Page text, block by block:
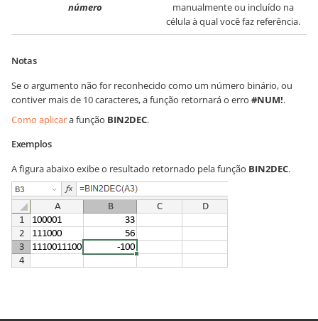
número
manualmente ou incluído na
célula à qual você faz referência.
Notas
Se o argumento não for reconhecido como um número binário, ou
contiver mais de 10 caracteres, a função retornará o erro #NUM!.
Como aplicara função BIN2DEC.
Exemplos
A figura abaixo exibe o resultado retornado pela função BIN2DEC.